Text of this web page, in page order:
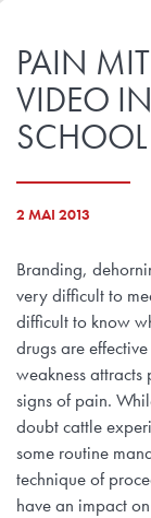
PAIN
VIDEO IN
SCHOOL
2 MAI 2013
Branding,
very difficult to
difficult to know
drugs are
weakness
signs of pain.
doubt cattle
some routine
technique of
have an impact